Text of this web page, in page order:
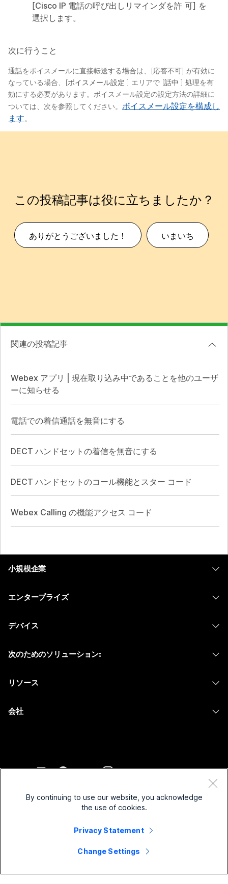
[Cisco IP 電話の呼び出しリマインダを許 可] を
選択します。
次に行うこと
通話をボイスメールに直接転送する場合は、[応答不可] が有効に
なっている場合、[ボイスメール設定 ] エリアで [話中 ] 処理を有
効にする必要があります。ボイスメール設定の設定方法の詳細に
ついては、次を参照してください。 ボイスメール設定を構成し
ます。
この投稿記事は役に立ちましたか？
ありがとうございました！ いまいち
関連の投稿記事
Webex アプリ | 現在取り込み中であることを他のユーザ
ーに知らせる
電話での着信通話を無音にする
DECT ハンドセットの着信を無音にする
DECT ハンドセットのコール機能とスター コード
Webex Calling の機能アクセス コード
小規模企業
エンタープライズ
Meetings
セキュリティ
デバイス
次のためのソリューション:
非営利
スタートアップ
ハイブリッド ワーク
リソース
インクルージョン
会社
セールスに問い合わせ
Webex ソート リーダーシップ
Webex Merch Store
キャリア
プライバシーステートメント
By continuing to use our website, you acknowledge
the use of cookies.
Privacy Statement
Change Settings